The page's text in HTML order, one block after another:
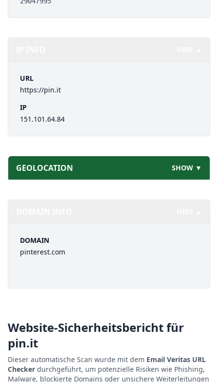
URL
https://pin.it
IP
151.101.64.84
GEOLOCATION SHOW ▼
DOMAIN
pinterest.com
Website-Sicherheitsbericht für
pin.it
Dieser automatische Scan wurde mit dem Email Veritas URL
Checker durchgeführt, um potenzielle Risiken wie Phishing,
Malware, blockierte Domains oder unsichere Weiterleitungen